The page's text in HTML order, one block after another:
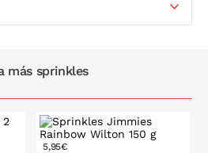
más sprinkles
5,95€